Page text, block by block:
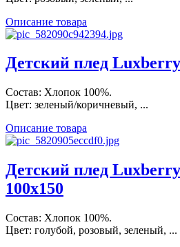
Описание товара
Детский плед
Состав: Хлопок 100%.
Цвет: зеленый/коричневый, ...
Описание товара
Детский плед
100х150
Состав: Хлопок 100%.
Цвет: голубой, розовый, зеленый, ...